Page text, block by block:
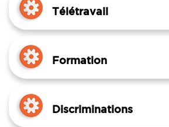
Télétravail
Formation
Discriminations